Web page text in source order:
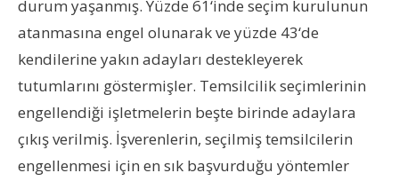
durum yaşanmış. Yüzde 61‘inde seçim kurulunun
atanmasına engel olunarak ve yüzde 43‘de
kendilerine yakın adayları destekleyerek
tutumlarını göstermişler. Temsilcilik seçimlerinin
engellendiği işletmelerin beşte birinde adaylara
çıkış verilmiş. İşverenlerin, seçilmiş temsilcilerin
engellenmesi için en sık başvurduğu yöntemler